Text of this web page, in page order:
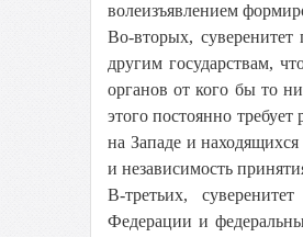
волеизъявлением
Во-вторых, суверенитет
другим государствам,
органов от кого бы то
этого постоянно
на Западе и находящихся
и независимость
В-третьих,
Федерации и